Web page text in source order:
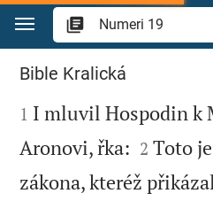
Přejít na obsah
Numeri 19
Bible Kralická

1 I mluvil Hospodin k
Aronovi, řka: 

2 Toto
zákona, kteréž